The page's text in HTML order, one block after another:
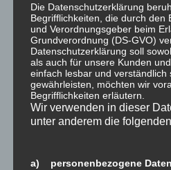
Teilen mit:
Gefällt mir:
Die Datenschutzerklärung
Begrifflichkeiten, die durch den
und Verordnungsgeber beim
Grundverordnung (DS-GVO)
Datenschutzerklärung soll
als auch für unsere Kunden
einfach lesbar und verständlich
gewährleisten, möchten wir
Begrifflichkeiten erläutern.
Wir verwenden in dieser
unter anderem die
a) personenbezogene Daten